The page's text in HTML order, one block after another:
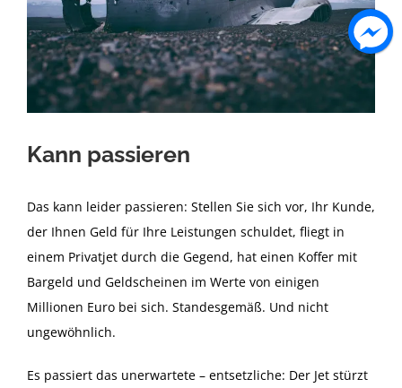
Kann passieren
Das kann leider passieren: Stellen Sie sich vor, Ihr Kunde,
der Ihnen Geld für Ihre Leistungen schuldet, fliegt in
einem Privatjet durch die Gegend, hat einen Koffer mit
Bargeld und Geldscheinen im Werte von einigen
Millionen Euro bei sich. Standesgemäß. Und nicht
ungewöhnlich.
Es passiert das unerwartete – entsetzliche: Der Jet stürzt